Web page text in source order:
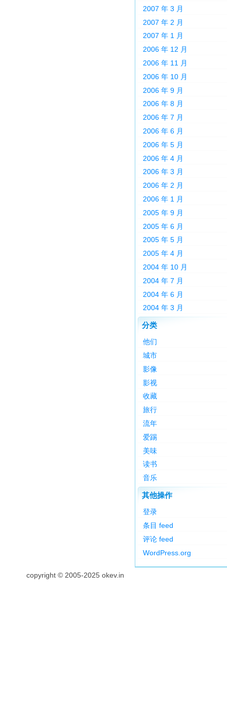
2007 年 3 月
2007 年 2 月
2007 年 1 月
2006 年 12 月
2006 年 11 月
2006 年 10 月
2006 年 9 月
2006 年 8 月
2006 年 7 月
2006 年 6 月
2006 年 5 月
2006 年 4 月
2006 年 3 月
2006 年 2 月
2006 年 1 月
2005 年 9 月
2005 年 6 月
2005 年 5 月
2005 年 4 月
2004 年 10 月
2004 年 7 月
2004 年 6 月
2004 年 3 月
分类
他们
城市
影像
影视
收藏
旅行
流年
爱踢
美味
读书
音乐
其他操作
登录
条目 feed
评论 feed
WordPress.org
copyright © 2005-2025 okev.in